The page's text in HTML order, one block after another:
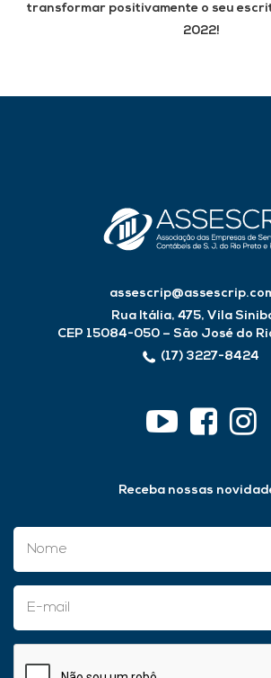
transformar positivamente o seu
2022!
Rua Itália, 475, Vila
CEP 15084-050 – São José do
(17) 3227-8424
Receba nossas